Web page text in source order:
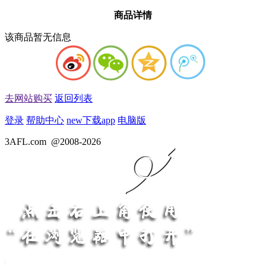
商品详情
该商品暂无信息
去网站购买 返回列表
登录 帮助中心 new下载app 电脑版
3AFL.com @2008-2026